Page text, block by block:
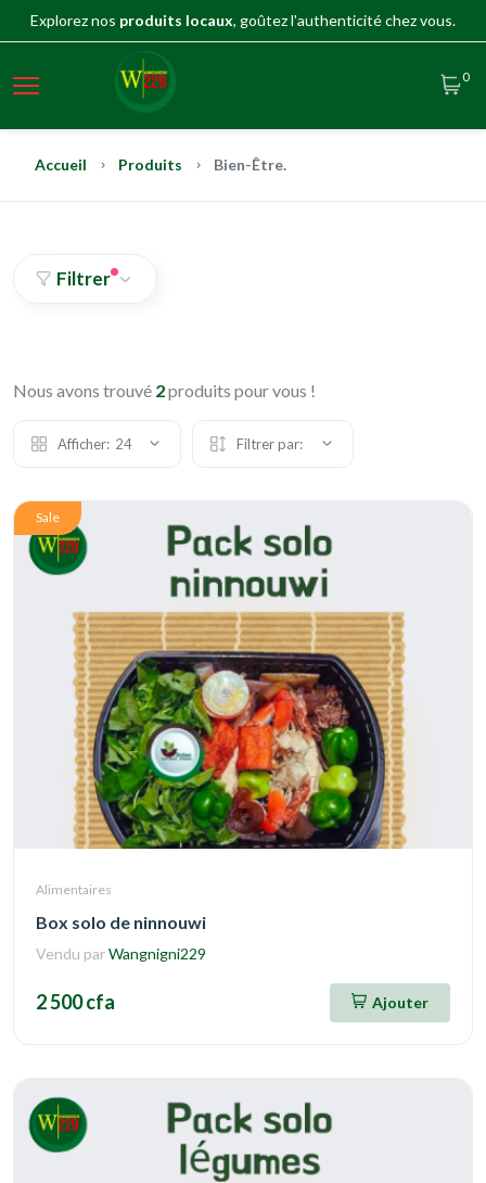
Explorez nos produits locaux, goûtez l'authenticité chez vous.
0
Accueil Produits Bien-Être.
Filtrer
Nous avons trouvé 2produits pour vous !
Afficher: 24 Filtrer par:
Sale
Alimentaires
Box solo de ninnouwi
Vendu parWangnigni229
2 500 cfa Ajouter